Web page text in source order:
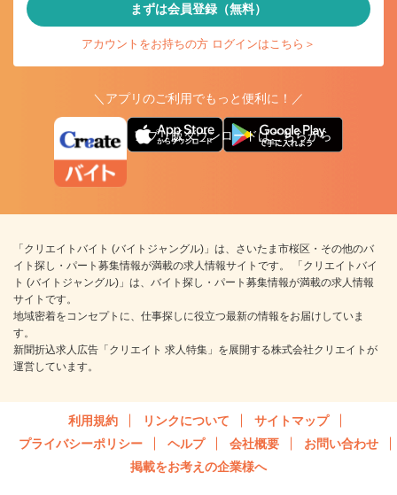
まずは会員登録（無料）
アカウントをお持ちの方 ログインはこちら＞
＼アプリのご利用でもっと便利に！／
アプリ版ダウンロードはこちらから
「クリエイトバイト (バイトジャングル)」は、さいたま市桜区・その他のバ
イト探し・パート募集情報が満載の求人情報サイトです。 「クリエイトバイ
ト (バイトジャングル)」は、バイト探し・パート募集情報が満載の求人情報
サイトです。
地域密着をコンセプトに、仕事探しに役立つ最新の情報をお届けしていま
す。
新聞折込求人広告「クリエイト 求人特集」を展開する株式会社クリエイトが
運営しています。
利用規約 リンクについて
サイトマップ
プライバシーポリシー
ヘルプ 会社概要
お問い合わせ
掲載をお考えの企業様へ